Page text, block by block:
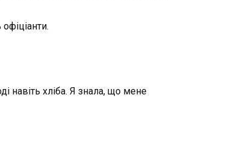
навіть хліба. Я знала, що мене